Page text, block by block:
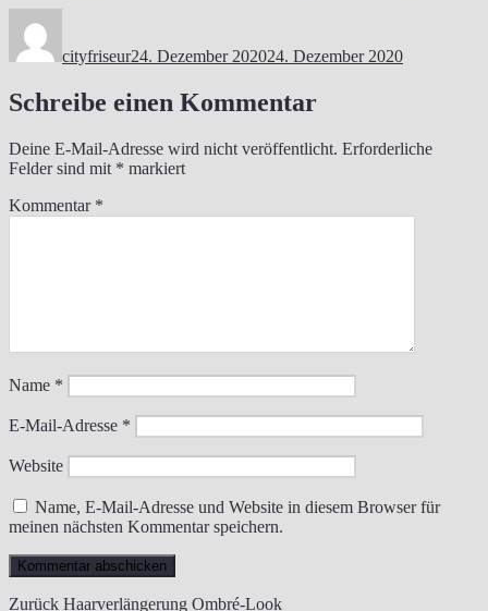
cityfriseur24. Dezember 202024. Dezember 2020
Schreibe einen Kommentar
Deine E-Mail-Adresse wird nicht veröffentlicht. Erforderliche
Felder sind mit * markiert
Kommentar *
Name *
E-Mail-Adresse *
Website
Name, E-Mail-Adresse und Website in diesem Browser für
meinen nächsten Kommentar speichern.
Zurück Vorheriger
Haarverlängerung Ombré-Look